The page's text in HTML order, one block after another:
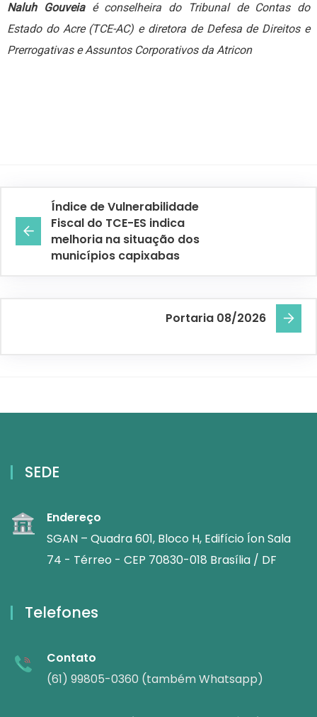
Naluh Gouveiaé conselheira do Tribunal de Contas do
Estado do Acre (TCE-AC) e diretora de Defesa de Direitos e
Prerrogativas e Assuntos Corporativos da Atricon
Índice de Vulnerabilidade
Fiscal do TCE-ES indica
melhoria na situação dos
municípios capixabas
Portaria 08/2026
SEDE
Endereço
SGAN – Quadra 601, Bloco H, Edifício Íon Sala
74 - Térreo - CEP 70830-018 Brasília / DF
Telefones
Contato
(61) 99805-0360 (também Whatsapp)